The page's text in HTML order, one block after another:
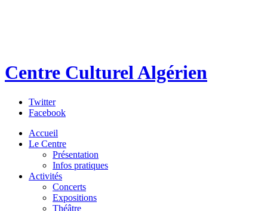
Centre Culturel Algérien
Twitter
Facebook
Accueil
Le Centre
Présentation
Infos pratiques
Activités
Concerts
Expositions
Théâtre